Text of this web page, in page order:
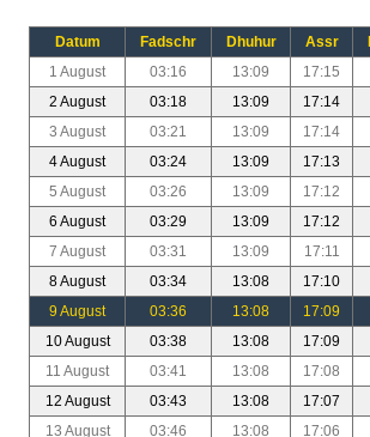
Datum Fadschr Dhuhur Assr
1 August
03:16 13:09 17:15
2 August
03:18 13:09 17:14
3 August
03:21 13:09 17:14
4 August
03:24 13:09 17:13
5 August
03:26 13:09 17:12
6 August
03:29 13:09 17:12
7 August
03:31 13:09 17:11
8 August
03:34 13:08 17:10
9 August
03:36 13:08 17:09
10 August
03:38 13:08 17:09
11 August
03:41 13:08 17:08
12 August
03:43 13:08 17:07
13 August
03:46 13:08 17:06